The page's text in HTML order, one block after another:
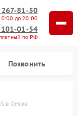
267-81-50
до 20:00
01-54
по РФ
Позвонить
в Омске